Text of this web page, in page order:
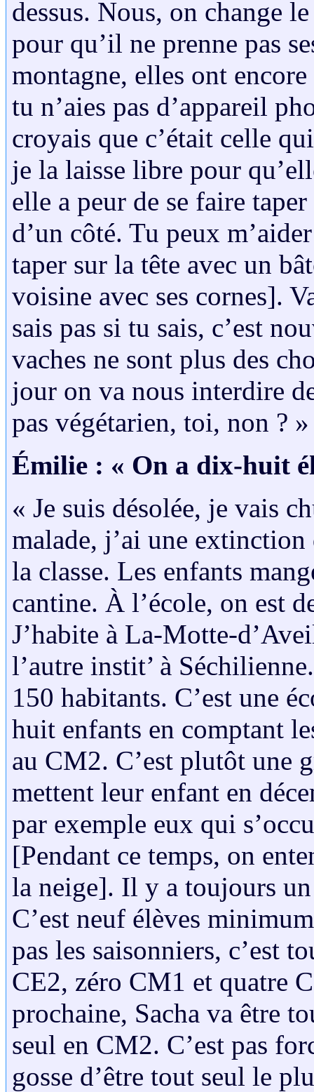
dessus. Nous, on change
pour qu’il ne prenne pas
montagne, elles ont encore
tu n’aies pas d’appareil
croyais que c’était celle
je la laisse libre pour
elle a peur de se faire
d’un côté. Tu peux
taper sur la tête avec un
voisine avec ses cornes].
sais pas si tu sais, c’est
vaches ne sont plus des
jour on va nous interdire
pas végétarien, toi, non ? »
Émilie : « On a dix-huit
« Je suis désolée, je vais
malade, j’ai une
la classe. Les enfants
cantine. À l’école, on est
J’habite à La-Motte-
l’autre instit’ à
150 habitants. C’est une
huit enfants en comptant
au CM2. C’est plutôt une
mettent leur enfant en
par exemple eux qui
[Pendant ce temps, on
la neige]. Il y a toujours
C’est neuf élèves
pas les saisonniers, c’est
CE2, zéro CM1 et quatre
prochaine, Sacha va être
seul en CM2. C’est pas
gosse d’être tout seul le